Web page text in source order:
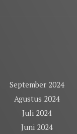
September 2024
Agustus 2024
Juli 2024
Juni 2024